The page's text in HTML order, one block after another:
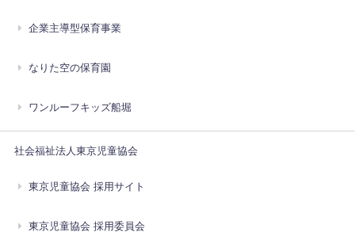
企業主導型保育事業
なりた空の保育園
ワンルーフキッズ船堀
社会福祉法人東京児童協会
東京児童協会 採用サイト
東京児童協会 採用委員会